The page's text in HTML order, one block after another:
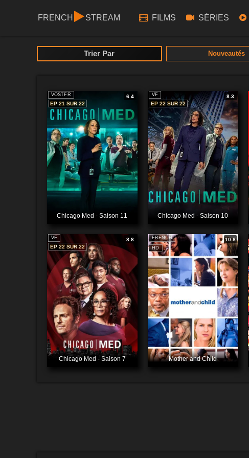
FRENCH STREAM FILMS SÉRIES
Trier Par Nouveautés
VOSTFR
6.4
EP 21 SUR 22
Chicago Med - Saison 11
VF
8.3
EP 22 SUR 22
Chicago Med - Saison 10
VF
8.8
EP 22 SUR 22
Chicago Med - Saison 7
HD
FRENCH 10.8
Mother and Child